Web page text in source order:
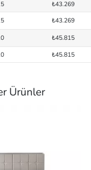
₺43.269
₺43.269
₺45.815
₺45.815
Ürünler